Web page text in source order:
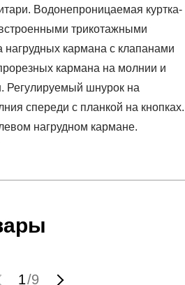
Водонепроницаемая куртка-
трикотажными
кармана с клапанами
кармана на молнии и
Регулируемый шнурок на
спереди с планкой на кнопках.
нагрудном кармане.
стиль
1/9